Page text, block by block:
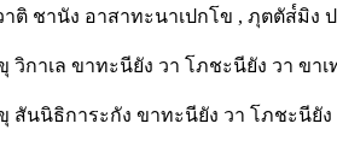
ติ ชานัง อาสาทะนาเปกโข , ภุตตัส๎มิง
กาเล ขาทะนียัง วา โภชะนียัง วา ขาเ
สันนิธิการะกัง ขาทะนียัง วา โภชะนียัง